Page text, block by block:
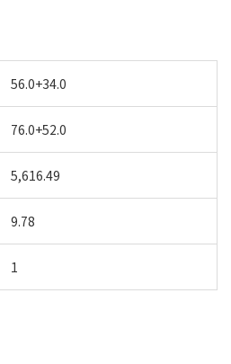
56.0+34.0
76.0+52.0
5,616.49
9.78
1